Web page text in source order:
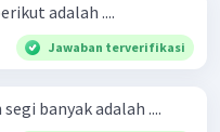
adalah ....
Jawaban terverifikasi
banyak adalah ....